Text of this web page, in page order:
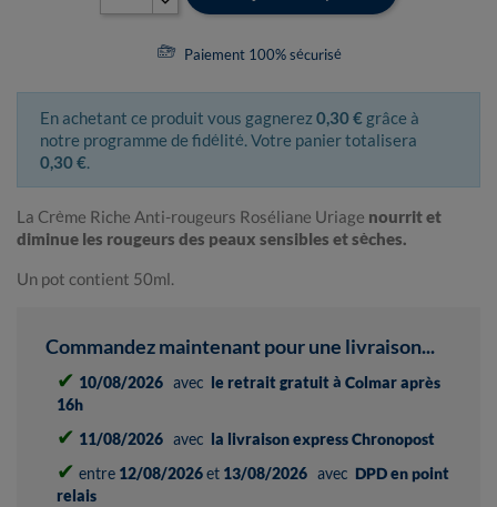
Paiement 100% sécurisé
En achetant ce produit vous gagnerez0,30 € grâce à
notre programme de fidélité. Votre panier totalisera
0,30 €.
La Crème Riche Anti-rougeurs Roséliane Uriage nourrit et
diminue les rougeurs des peaux sensibles et sèches.
Un pot contient 50ml.
Commandez maintenant pour une livraison...
✔ 10/08/2026 avec le retrait gratuit à Colmar après
16h
✔ 11/08/2026 avec la livraison express Chronopost
✔ entre 12/08/2026et 13/08/2026 avec DPD en point
relais